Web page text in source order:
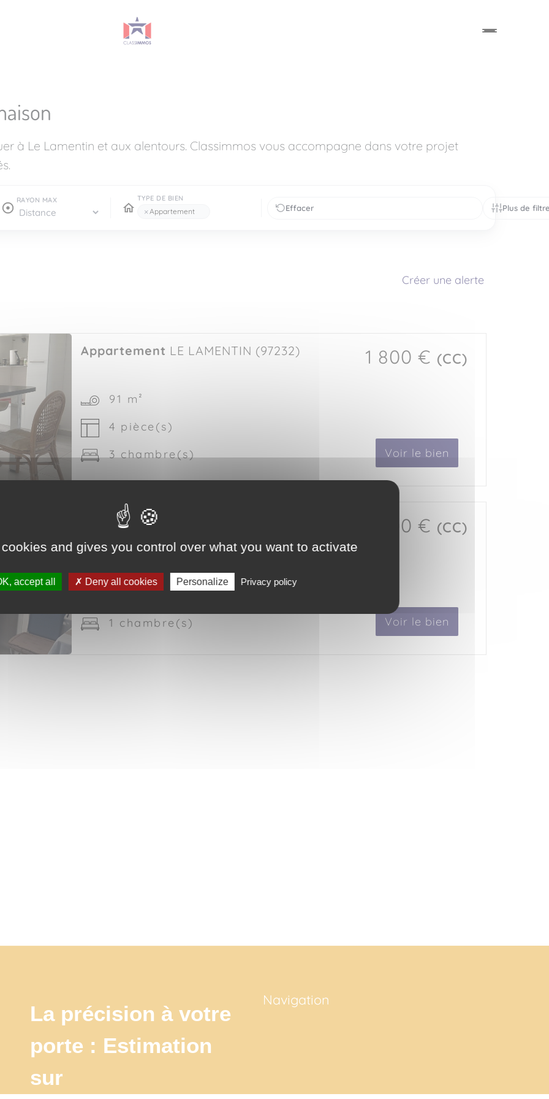
à Le Lamentin et aux alentours. Classimmos vous accompagne dans votre projet
RAYON MAX TYPE DE BIEN
×Appartement Effacer Plus de
Créer une alerte
Appartement LE LAMENTIN (97232) 1 800 € (CC)
91 m²
4 pièce(s)
3 chambre(s)
Voir le bien
Appartement 800 € (CC)
2 pièce(s)
1 chambre(s)
Voir le bien
La précision à votre
porte : Estimation
sur
Navigation
and gives you control over what you want to activate
accept all Deny all cookies Personalize Privacy policy